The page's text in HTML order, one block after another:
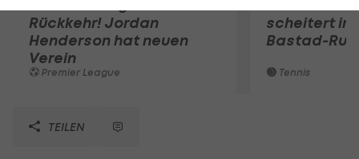
Rückkehr! Jordan
Henderson hat neuen
Verein
Premier League
scheitert in
Bastad-
Tennis
TEILEN